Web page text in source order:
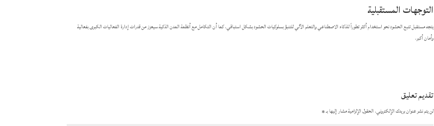
التوجهات المستقبلية
يتجه مستقبل تتبع الحشود نحو استخدام أكثر تطوراً للذكاء الاصطناعي والتعلم الآلي للتنبؤ بسلوكيات الحشود بشكل استباقي. كما أن التكامل مع أنظمة المدن الذكية سيعزز من قدرات إدارة الفعاليات الكبرى بفعالية
وأمان أكبر.
تقديم تعليق
لن يتم نشر عنوان بريدك الإلكتروني. الحقول الإلزامية مشار إليها بـ*